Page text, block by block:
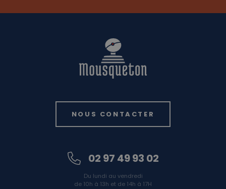
NOUS CONTACTER
02 97 49 93 02
Du lundi au vendredi
de 10h à 13h et de 14h à 17H